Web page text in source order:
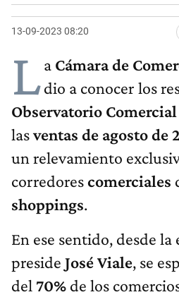
13-09-2023 08:20
La Cámara de
dio a conocer los
Observatorio Comercial
lasventas de agosto de
un relevamiento
corredorescomerciales
shoppings.
En ese sentido, desde
preside José Viale, se
del 70% de los